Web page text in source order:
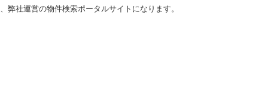
弊社運営の物件検索ポータルサイトになります。